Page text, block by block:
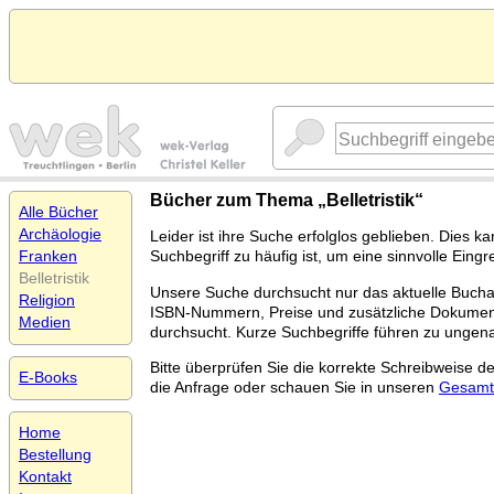
Bücher zum Thema „Belletristik“
Leider ist ihre Suche erfolglos geblieben. Dies
Suchbegriff zu häufig ist, um eine sinnvolle
Unsere Suche durchsucht nur das aktuelle
ISBN-Nummern, Preise und zusätzliche
durchsucht. Kurze Suchbegriffe führen zu
Bitte überprüfen Sie die korrekte Schreibweise
die Anfrage oder schauen Sie in unseren
Alle Bücher
Archäologie
Franken
Belletristik
Religion
Medien
E-Books
Home
Bestellung
Kontakt